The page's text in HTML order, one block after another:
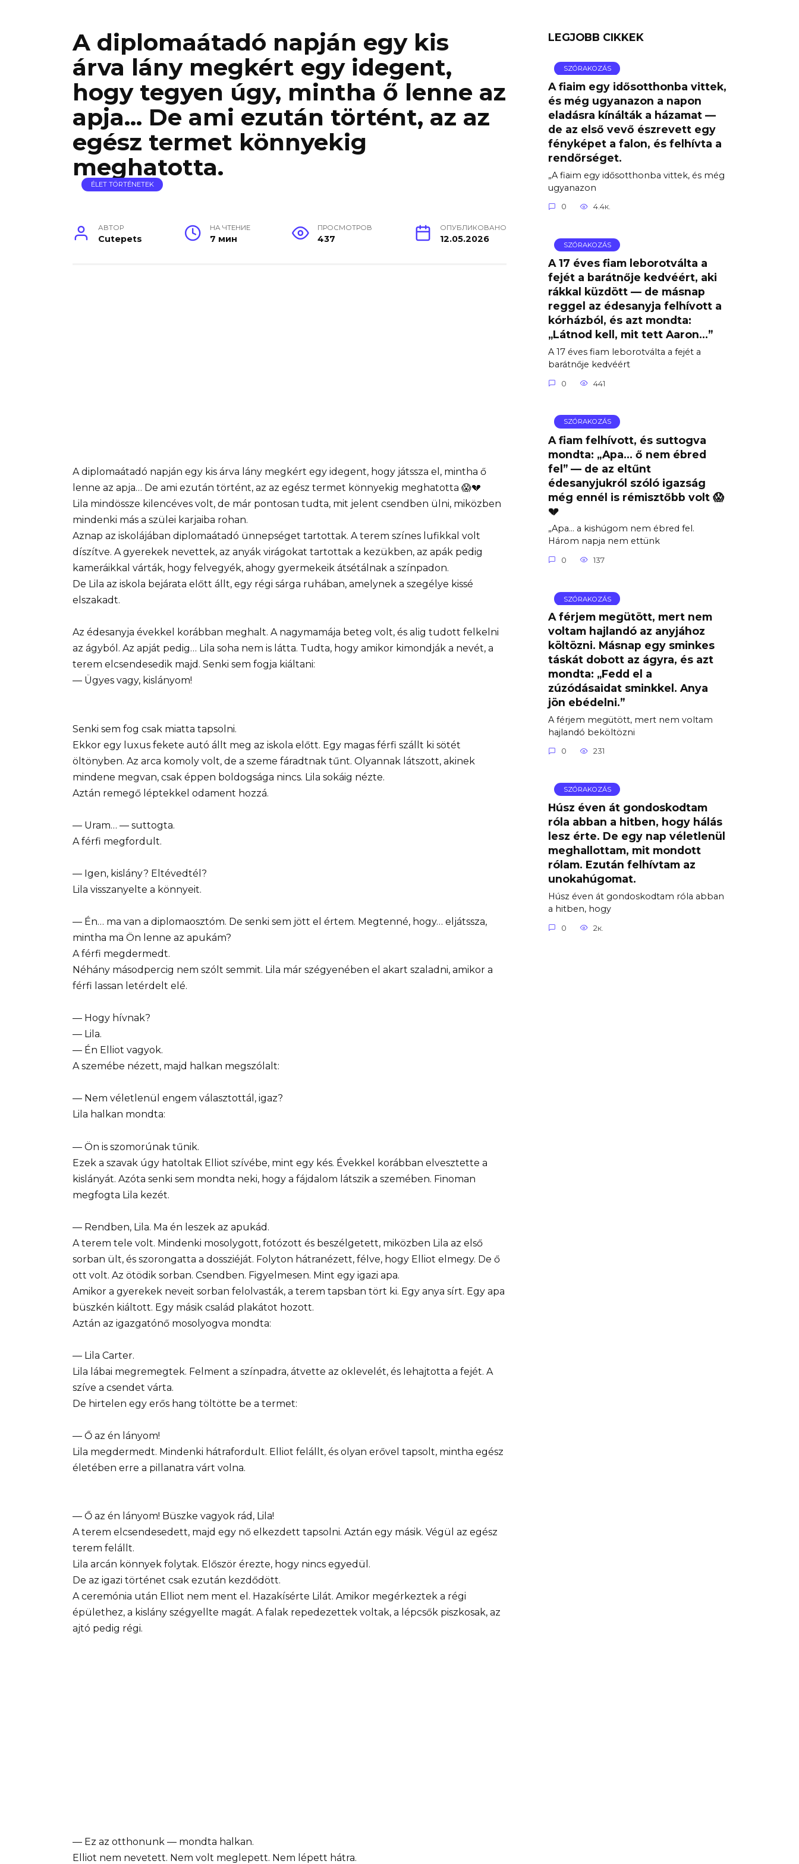
A diplomaátadó napján egy kis
árva lány megkért egy idegent,
hogy tegyen úgy, mintha ő lenne az
apja… De ami ezután történt, az az
egész termet könnyekig
meghatotta.
ÉLET TÖRTÉNETEK
АВТОР
Cutepets
НА ЧТЕНИЕ
7 мин
ПРОСМОТРОВ
437
ОПУБЛИКОВАНО
12.05.2026
A diplomaátadó napján egy kis árva lány megkért egy idegent, hogy játssza el, mintha ő
lenne az apja… De ami ezután történt, az az egész termet könnyekig meghatotta 😱💔
Lila mindössze kilencéves volt, de már pontosan tudta, mit jelent csendben ülni, miközben
mindenki más a szülei karjaiba rohan.
Aznap az iskolájában diplomaátadó ünnepséget tartottak. A terem színes lufikkal volt
díszítve. A gyerekek nevettek, az anyák virágokat tartottak a kezükben, az apák pedig
kameráikkal várták, hogy felvegyék, ahogy gyermekeik átsétálnak a színpadon.
De Lila az iskola bejárata előtt állt, egy régi sárga ruhában, amelynek a szegélye kissé
elszakadt.
Az édesanyja évekkel korábban meghalt. A nagymamája beteg volt, és alig tudott felkelni
az ágyból. Az apját pedig… Lila soha nem is látta. Tudta, hogy amikor kimondják a nevét, a
terem elcsendesedik majd. Senki sem fogja kiáltani:
— Ügyes vagy, kislányom!
Senki sem fog csak miatta tapsolni.
Ekkor egy luxus fekete autó állt meg az iskola előtt. Egy magas férfi szállt ki sötét
öltönyben. Az arca komoly volt, de a szeme fáradtnak tűnt. Olyannak látszott, akinek
mindene megvan, csak éppen boldogsága nincs. Lila sokáig nézte.
Aztán remegő léptekkel odament hozzá.
— Uram… — suttogta.
A férfi megfordult.
— Igen, kislány? Eltévedtél?
Lila visszanyelte a könnyeit.
— Én… ma van a diplomaosztóm. De senki sem jött el értem. Megtenné, hogy… eljátssza,
mintha ma Ön lenne az apukám?
A férfi megdermedt.
Néhány másodpercig nem szólt semmit. Lila már szégyenében el akart szaladni, amikor a
férfi lassan letérdelt elé.
— Hogy hívnak?
— Lila.
— Én Elliot vagyok.
A szemébe nézett, majd halkan megszólalt:
— Nem véletlenül engem választottál, igaz?
Lila halkan mondta:
— Ön is szomorúnak tűnik.
Ezek a szavak úgy hatoltak Elliot szívébe, mint egy kés. Évekkel korábban elvesztette a
kislányát. Azóta senki sem mondta neki, hogy a fájdalom látszik a szemében. Finoman
megfogta Lila kezét.
— Rendben, Lila. Ma én leszek az apukád.
A terem tele volt. Mindenki mosolygott, fotózott és beszélgetett, miközben Lila az első
sorban ült, és szorongatta a dossziéját. Folyton hátranézett, félve, hogy Elliot elmegy. De ő
ott volt. Az ötödik sorban. Csendben. Figyelmesen. Mint egy igazi apa.
Amikor a gyerekek neveit sorban felolvasták, a terem tapsban tört ki. Egy anya sírt. Egy apa
büszkén kiáltott. Egy másik család plakátot hozott.
Aztán az igazgatónő mosolyogva mondta:
— Lila Carter.
Lila lábai megremegtek. Felment a színpadra, átvette az oklevelét, és lehajtotta a fejét. A
szíve a csendet várta.
De hirtelen egy erős hang töltötte be a termet:
— Ő az én lányom!
Lila megdermedt. Mindenki hátrafordult. Elliot felállt, és olyan erővel tapsolt, mintha egész
életében erre a pillanatra várt volna.
— Ő az én lányom! Büszke vagyok rád, Lila!
A terem elcsendesedett, majd egy nő elkezdett tapsolni. Aztán egy másik. Végül az egész
terem felállt.
Lila arcán könnyek folytak. Először érezte, hogy nincs egyedül.
De az igazi történet csak ezután kezdődött.
A ceremónia után Elliot nem ment el. Hazakísérte Lilát. Amikor megérkeztek a régi
épülethez, a kislány szégyellte magát. A falak repedezettek voltak, a lépcsők piszkosak, az
ajtó pedig régi.
— Ez az otthonunk — mondta halkan.
Elliot nem nevetett. Nem volt meglepett. Nem lépett hátra.
LEGJOBB CIKKEK
SZÓRAKOZÁS
A fiaim egy idősotthonba vittek,
és még ugyanazon a napon
eladásra kínálták a házamat —
de az első vevő észrevett egy
fényképet a falon, és felhívta a
rendőrséget.
„A fiaim egy idősotthonba vittek, és még
ugyanazon
0 4.4к.
SZÓRAKOZÁS
A 17 éves fiam leborotválta a
fejét a barátnője kedvéért, aki
rákkal küzdött — de másnap
reggel az édesanyja felhívott a
kórházból, és azt mondta:
„Látnod kell, mit tett Aaron…”
A 17 éves fiam leborotválta a fejét a
barátnője kedvéért
0 441
SZÓRAKOZÁS
A fiam felhívott, és suttogva
mondta: „Apa… ő nem ébred
fel” — de az eltűnt
édesanyjukról szóló igazság
még ennél is rémisztőbb volt 😱
💔
„Apa… a kishúgom nem ébred fel.
Három napja nem ettünk
0 137
SZÓRAKOZÁS
A férjem megütött, mert nem
voltam hajlandó az anyjához
költözni. Másnap egy sminkes
táskát dobott az ágyra, és azt
mondta: „Fedd el a
zúzódásaidat sminkkel. Anya
jön ebédelni.”
A férjem megütött, mert nem voltam
hajlandó beköltözni
0 231
SZÓRAKOZÁS
Húsz éven át gondoskodtam
róla abban a hitben, hogy hálás
lesz érte. De egy nap véletlenül
meghallottam, mit mondott
rólam. Ezután felhívtam az
unokahúgomat.
Húsz éven át gondoskodtam róla abban
a hitben, hogy
0 2к.